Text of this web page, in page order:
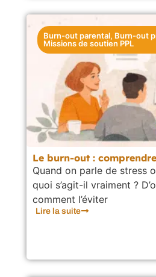
Burn-out parental, Burn-out
Missions de soutien PPL
Le burn-out :
Quand on parle de stress
quoi s’agit-il vraiment ?
comment l’éviter
Lire la suite